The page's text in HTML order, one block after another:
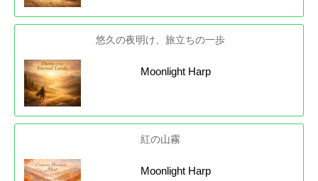
悠久の夜明け、旅立ちの一歩
Moonlight Harp
紅の山霧
Moonlight Harp